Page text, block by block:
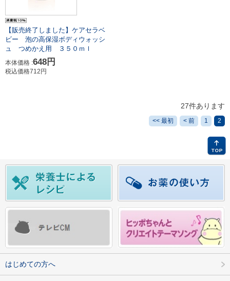
【販売終了しました】ケアセラベ
ビー 泡の高保湿ボディウォッシ
ュ つめかえ用 ３５０ｍｌ
本体価格 :648円
税込価格712円
27件あります
<< 最初 < 前 1 2
はじめての方へ